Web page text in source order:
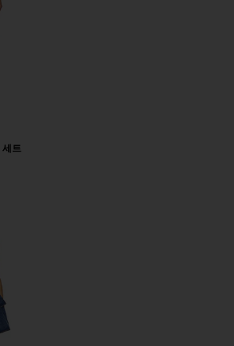
트
DEVYN SAXE 블루 데님 러플 드레스